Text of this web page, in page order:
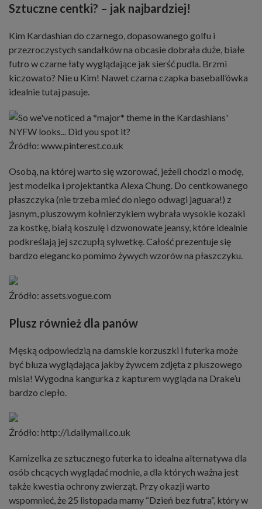
Sztuczne centki? – jak najbardziej!
Kim Kardashian do czarnego, dopasowanego golfu i
przezroczystych sandałków na obcasie dobrała duże, białe
futro w czarne łaty wyglądające jak sierść pudla. Brzmi
kiczowato? Nie u Kim! Nawet czarna czapka baseball’ówka
idealnie tutaj pasuje.
Źródło: www.pinterest.co.uk
Osobą, na której warto się wzorować, jeżeli chodzi o modę,
jest modelka i projektantka Alexa Chung. Do centkowanego
płaszczyka (nie trzeba mieć do niego odwagi jaguara!) z
jasnym, pluszowym kołnierzykiem wybrała wysokie kozaki
za kostkę, białą koszulę i dzwonowate jeansy, które idealnie
podkreślają jej szczupłą sylwetkę. Całość prezentuje się
bardzo elegancko pomimo żywych wzorów na płaszczyku.
Źródło: assets.vogue.com
Plusz również dla panów
Męską odpowiedzią na damskie korzuszki i futerka może
być bluza wyglądająca jakby żywcem zdjęta z pluszowego
misia! Wygodna kangurka z kapturem wygląda na Drake’u
bardzo ciepło.
Źródło: http://i.dailymail.co.uk
Kamizelka ze sztucznego futerka to idealna alternatywa dla
osób chcących wyglądać modnie, a dla których ważna jest
także kwestia ochrony zwierząt. Przy okazji warto
wspomnieć, że 25 listopada mamy “Dzień bez futra”, który w